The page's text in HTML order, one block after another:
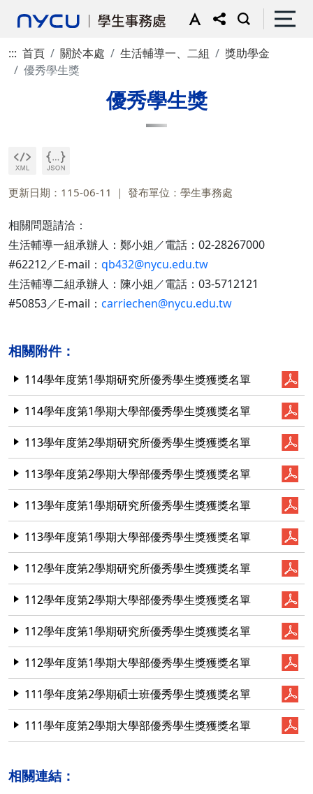
::: 首頁 關於本處 生活輔導一、二組
獎助學金
優秀學生獎
優秀學生獎
更新日期：115-06-11 發布單位：學生事務處
相關問題請洽：
生活輔導一組承辦人：鄭小姐／電話：02-28267000
#62212／E-mail： qb432@nycu.edu.tw
生活輔導二組承辦人：陳小姐／電話：03-5712121
#50853／E-mail： carriechen@nycu.edu.tw
相關附件：
114學年度第1學期研究所優秀學生獎獲獎名單
114學年度第1學期大學部優秀學生獎獲獎名單
113學年度第2學期研究所優秀學生獎獲獎名單
113學年度第2學期大學部優秀學生獎獲獎名單
113學年度第1學期研究所優秀學生獎獲獎名單
113學年度第1學期大學部優秀學生獎獲獎名單
112學年度第2學期研究所優秀學生獎獲獎名單
112學年度第2學期大學部優秀學生獎獲獎名單
112學年度第1學期研究所優秀學生獎獲獎名單
112學年度第1學期大學部優秀學生獎獲獎名單
111學年度第2學期碩士班優秀學生獎獲獎名單
111學年度第2學期大學部優秀學生獎獲獎名單
相關連結：